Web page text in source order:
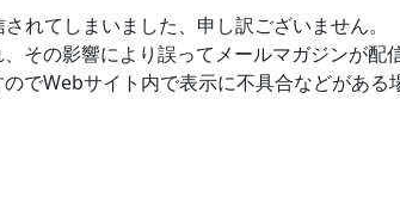
れてしまいました、申し訳ございません。
その影響により誤ってメールマガジンが
でWebサイト内で表示に不具合などがあ